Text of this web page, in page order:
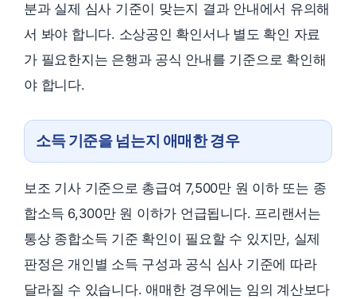
분과 실제 심사 기준이 맞는지 결과 안내에서 유의해
서 봐야 합니다. 소상공인 확인서나 별도 확인 자료
가 필요한지는 은행과 공식 안내를 기준으로 확인해
야 합니다.
소득 기준을 넘는지 애매한 경우
보조 기사 기준으로 총급여 7,500만 원 이하 또는 종
합소득 6,300만 원 이하가 언급됩니다. 프리랜서는
통상 종합소득 기준 확인이 필요할 수 있지만, 실제
판정은 개인별 소득 구성과 공식 심사 기준에 따라
달라질 수 있습니다. 애매한 경우에는 임의 계산보다